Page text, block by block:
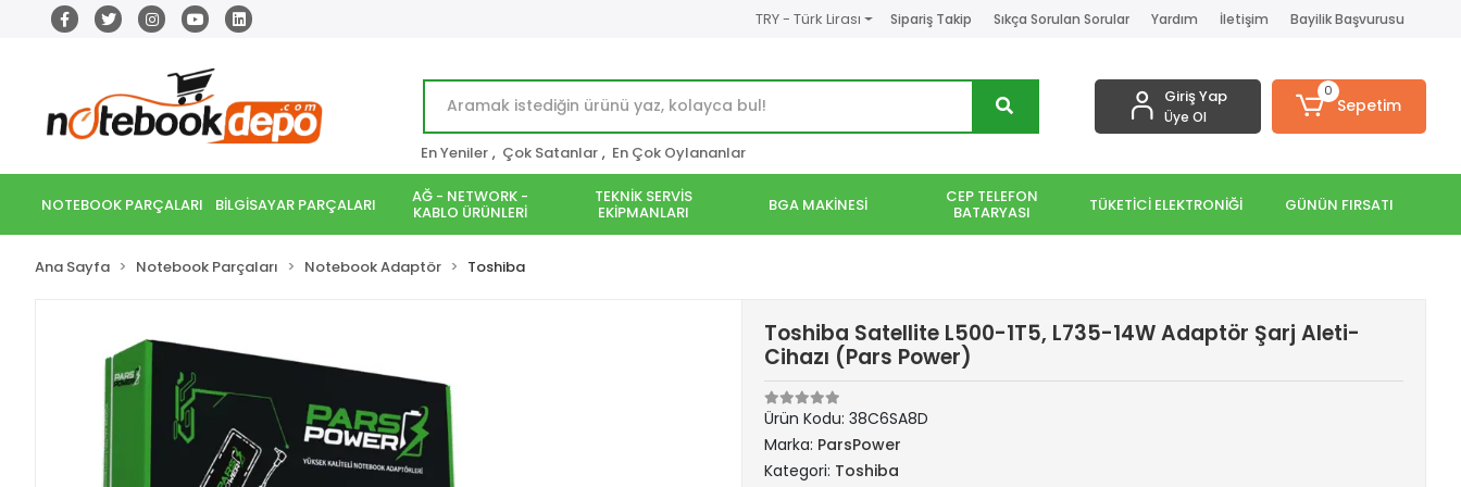
TRY - Türk Lirası Sipariş Takip Sıkça Sorulan Sorular Yardım İletişim Bayilik Başvurusu
En Yeniler , Çok Satanlar , En Çok Oylananlar
Giriş Yap
Üye Ol
0
Sepetim
NOTEBOOK PARÇALARI BİLGİSAYAR PARÇALARI AĞ - NETWORK -
KABLO ÜRÜNLERİ
TEKNİK SERVİS
EKİPMANLARI BGA MAKİNESİ CEP TELEFON
BATARYASI TÜKETİCİ ELEKTRONİĞİ GÜNÜN FIRSATI
Ana Sayfa Notebook Parçaları Notebook Adaptör Toshiba
Toshiba Satellite L500-1T5, L735-14W Adaptör Şarj Aleti-
Cihazı (Pars Power)
Ürün Kodu: 38C6SA8D
Marka: ParsPower
Kategori: Toshiba